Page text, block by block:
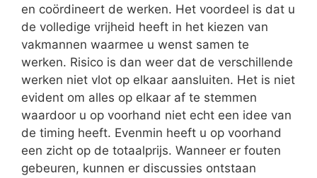
en coördineert de werken. Het voordeel is dat u
de volledige vrijheid heeft in het kiezen van
vakmannen waarmee u wenst samen te
werken. Risico is dan weer dat de verschillende
werken niet vlot op elkaar aansluiten. Het is niet
evident om alles op elkaar af te stemmen
waardoor u op voorhand niet echt een idee van
de timing heeft. Evenmin heeft u op voorhand
een zicht op de totaalprijs. Wanneer er fouten
gebeuren, kunnen er discussies ontstaan